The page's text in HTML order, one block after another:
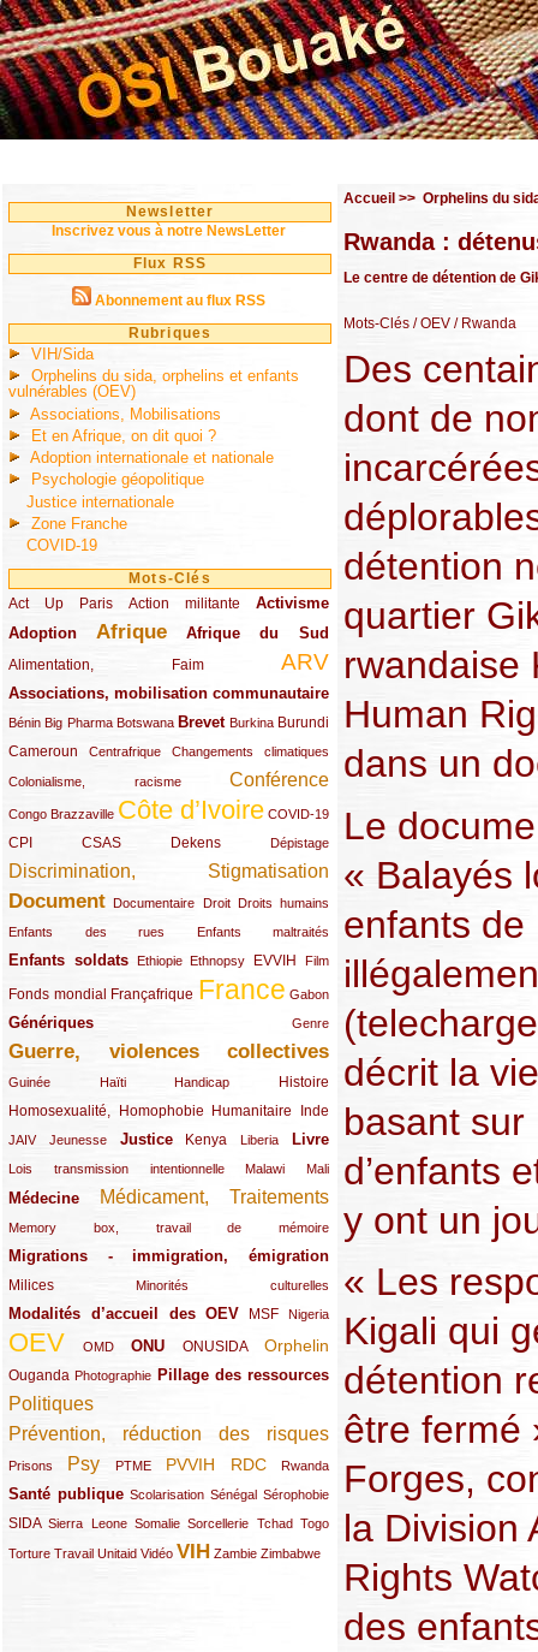
Newsletter
Inscrivez vous à notre NewsLetter
Flux RSS
Abonnement au flux RSS
Rubriques
VIH/Sida
Orphelins du sida, orphelins et enfants
vulnérables (OEV)
Associations, Mobilisations
Et en Afrique, on dit quoi ?
Adoption internationale et nationale
Psychologie géopolitique
Justice internationale
Zone Franche
COVID-19
Mots-Clés
Act Up Paris
(49/289) Action militante
(32/289) Activisme
(73/289)
Adoption
(82/289) Afrique
(161/289) Afrique du Sud
(73/289)
Alimentation, Faim
(48/289) ARV
(203/289)
Associations, mobilisation communautaire
(65/289)
Bénin
(13/289)Big Pharma
(16/289) Botswana
(9/289) Brevet
(83/289) Burkina
(18/289) Burundi
(30/289)
Cameroun
(47/289) Centrafrique
(23/289) Changements climatiques
(10/289)
Colonialisme, racisme
(19/289) Conférence
(118/289)
Congo Brazzaville
(24/289) Côte d’Ivoire
(263/289) COVID-19
(13/289)
CPI
(48/289) CSAS
(32/289) Dekens
(29/289) Dépistage
(19/289)
Discrimination, Stigmatisation
(131/289)
Document
(145/289) Documentaire
(9/289) Droit
(20/289) Droits humains
(22/289)
Enfants des rues
(21/289) Enfants maltraités
(10/289)
Enfants soldats
(68/289) Ethiopie
(12/289) Ethnopsy
(15/289) EVVIH
(55/289) Film
(22/289)
Fonds mondial
(48/289) Françafrique
(39/289) France
(289/289) Gabon
(12/289)
Génériques
(59/289) Genre
(22/289)
Guerre, violences collectives
(149/289)
Guinée
(12/289) Haïti
(15/289) Handicap
(10/289) Histoire
(49/289)
Homosexualité, Homophobie
(44/289) Humanitaire
(47/289) Inde
(34/289)
JAIV
(10/289)Jeunesse
(21/289) Justice
(65/289) Kenya
(35/289) Liberia
(25/289) Livre
(62/289)
Lois transmission intentionnelle
(24/289) Malawi
(11/289) Mali
(21/289)
Médecine
(62/289) Médicament, Traitements
(142/289)
Memory box, travail de mémoire
(11/289)
Migrations - immigration, émigration
(67/289)
Milices
(34/289) Minorités culturelles
(15/289)
Modalités d’accueil des OEV
(58/289) MSF
(54/289) Nigeria
(27/289)
OEV
(269/289) OMD
(26/289) ONU
(58/289) ONUSIDA
(44/289) Orphelin
(112/289)
Ouganda
(29/289) Photographie
(27/289) Pillage des ressources
(77/289)
Politiques
(120/289)
Prévention, réduction des risques
(131/289)
Prisons
(22/289) Psy
(119/289) PTME
(12/289) PVVIH
(111/289) RDC
(104/289) Rwanda
(23/289)
Santé publique
(59/289) Scolarisation
(9/289) Sénégal
(13/289) Sérophobie
(19/289)
SIDA
(29/289)Sierra Leone
(13/289) Somalie
(12/289) Sorcellerie
(19/289) Tchad
(10/289) Togo
(15/289)
Torture
(17/289)Travail
(21/289) Unitaid
(26/289) Vidéo
(23/289) VIH
(154/289) Zambie
(12/289) Zimbabwe
(21/289)
Accueil >> Orphelins du
Rwanda :
Le centre de détention de
Mots-Clés / OEV / Rwanda
Des
dont de
détention
quartier
rwandaise
Human
dans un
Le
« Balayés
enfants de
décrit la
basant
d’enfants
y ont un
« Les
Kigali qui
détention
être fermé
Forges,
la Division
Rights
des